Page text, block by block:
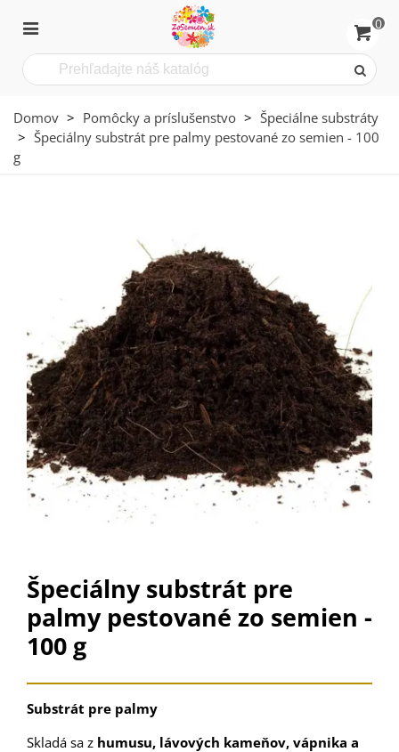
0
Domov > Pomôcky a príslušenstvo > Špeciálne substráty
> Špeciálny substrát pre palmy pestované zo semien - 100
g
Špeciálny substrát pre
palmy pestované zo semien -
100 g
Substrát pre palmy
Skladá sa z humusu, lávových kameňov, vápnika a